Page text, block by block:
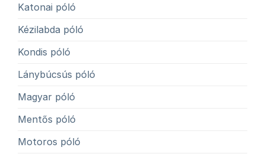
Katonai póló
Kézilabda póló
Kondis póló
Lánybúcsús póló
Magyar póló
Mentős póló
Motoros póló